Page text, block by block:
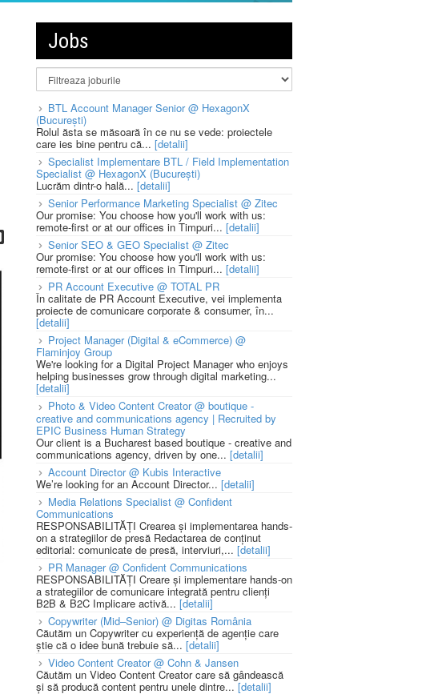
Jobs
BTL Account Manager Senior @ HexagonX
(București)
Rolul ăsta se măsoară în ce nu se vede: proiectele
care ies bine pentru că... [detalii]
Specialist Implementare BTL / Field Implementation
Specialist @ HexagonX (București)
Lucrăm dintr-o hală... [detalii]
Senior Performance Marketing Specialist @ Zitec
Our promise: You choose how you'll work with us:
remote-first or at our offices in Timpuri... [detalii]
Senior SEO & GEO Specialist @ Zitec
Our promise: You choose how you'll work with us:
remote-first or at our offices in Timpuri... [detalii]
PR Account Executive @ TOTAL PR
În calitate de PR Account Executive, vei implementa
proiecte de comunicare corporate & consumer, în...
[detalii]
Project Manager (Digital & eCommerce) @
Flaminjoy Group
We're looking for a Digital Project Manager who enjoys
helping businesses grow through digital marketing...
[detalii]
Photo & Video Content Creator @ boutique -
creative and communications agency | Recruited by
EPIC Business Human Strategy
Our client is a Bucharest based boutique - creative and
communications agency, driven by one... [detalii]
Account Director @ Kubis Interactive
We’re looking for an Account Director... [detalii]
Media Relations Specialist @ Confident
Communications
RESPONSABILITĂȚI Crearea și implementarea hands-
on a strategiilor de presă Redactarea de conținut
editorial: comunicate de presă, interviuri,... [detalii]
PR Manager @ Confident Communications
RESPONSABILITĂȚI Creare și implementare hands-on
a strategiilor de comunicare integrată pentru clienți
B2B & B2C Implicare activă... [detalii]
Copywriter (Mid–Senior) @ Digitas România
Căutăm un Copywriter cu experiență de agenție care
știe că o idee bună trebuie să... [detalii]
Video Content Creator @ Cohn & Jansen
Căutăm un Video Content Creator care să gândească
și să producă content pentru unele dintre...[detalii]